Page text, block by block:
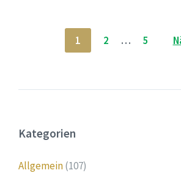
Beiträge
1 2 … 5
Kategorien
Allgemein(107)